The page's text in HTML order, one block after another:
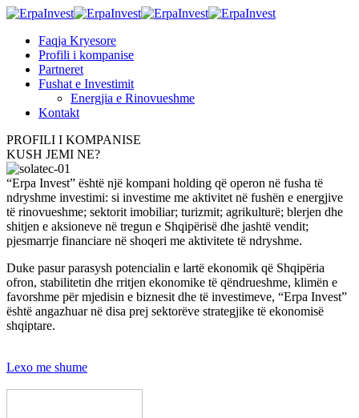
Faqja Kryesore
Profili i kompanise
Partneret
Fushat e Investimit
Energjia e Rinovueshme
Kontakt
PROFILI I KOMPANISE
KUSH JEMI NE?
“Erpa Invest” është një kompani holding që operon në fusha të
ndryshme investimi: si investime me aktivitet në fushën e energjive
të rinovueshme; sektorit imobiliar; turizmit; agrikulturë; blerjen dhe
shitjen e aksioneve në tregun e Shqipërisë dhe jashtë vendit;
pjesmarrje financiare në shoqeri me aktivitete të ndryshme.
Duke pasur parasysh potencialin e lartë ekonomik që Shqipëria
ofron, stabilitetin dhe rritjen ekonomike të qëndrueshme, klimën e
favorshme për mjedisin e biznesit dhe të investimeve, “Erpa Invest”
është angazhuar në disa prej sektorëve strategjike të ekonomisë
shqiptare.
Lexo me shume